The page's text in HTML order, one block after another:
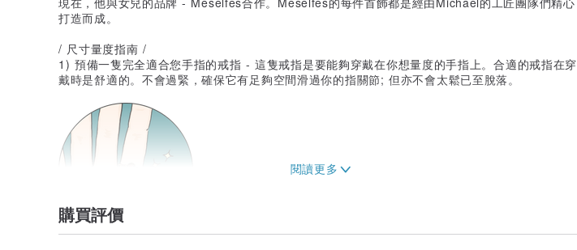
打造而成。
/ 尺寸量度指南 /
1) 預備一隻完全適合您手指的戒指 - 這隻戒指是要能夠穿戴在你想量度的手指上。合適的戒指在穿
戴時是舒適的。不會過緊，確保它有足夠空間滑過你的指關節; 但亦不會太鬆已至脫落。
購買評價